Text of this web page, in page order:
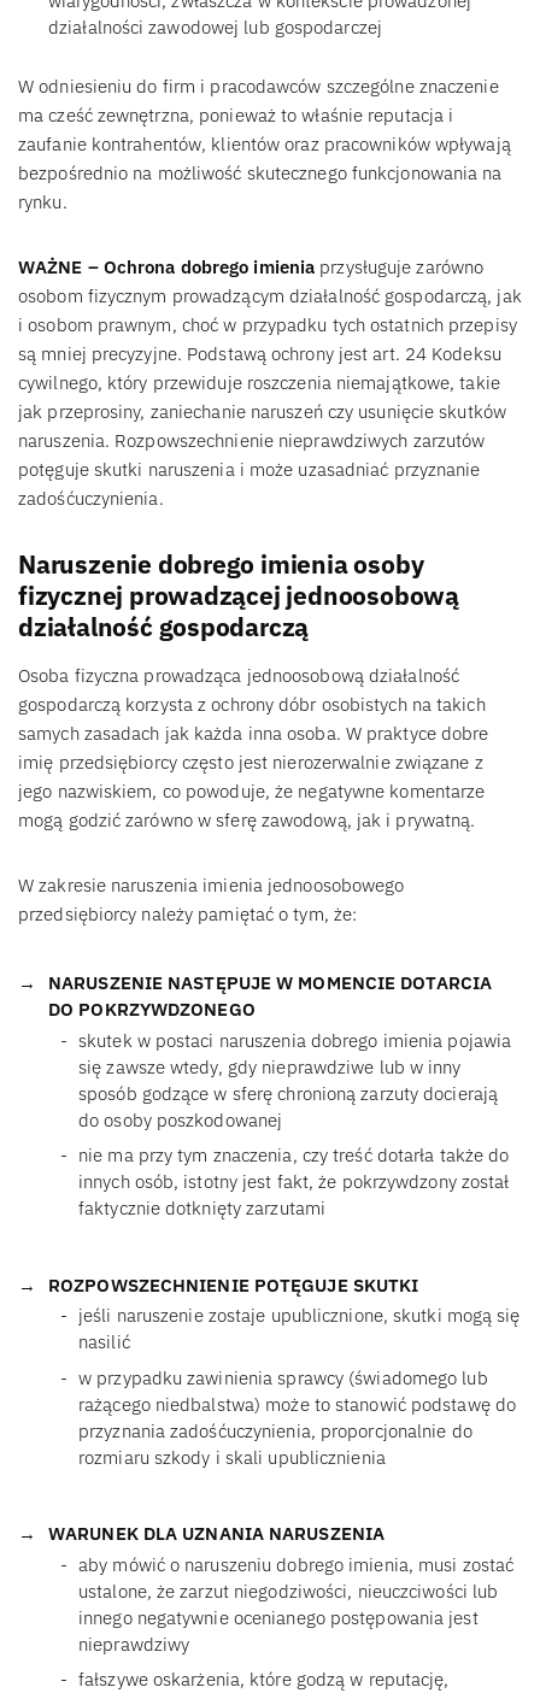
działalności zawodowej lub gospodarczej
W odniesieniu do firm i pracodawców szczególne znaczenie
ma cześć zewnętrzna, ponieważ to właśnie reputacja i
zaufanie kontrahentów, klientów oraz pracowników wpływają
bezpośrednio na możliwość skutecznego funkcjonowania na
rynku.
WAŻNE – Ochrona dobrego imienia przysługuje zarówno
osobom fizycznym prowadzącym działalność gospodarczą, jak
i osobom prawnym, choć w przypadku tych ostatnich przepisy
są mniej precyzyjne. Podstawą ochrony jest art. 24 Kodeksu
cywilnego, który przewiduje roszczenia niemajątkowe, takie
jak przeprosiny, zaniechanie naruszeń czy usunięcie skutków
naruszenia. Rozpowszechnienie nieprawdziwych zarzutów
potęguje skutki naruszenia i może uzasadniać przyznanie
zadośćuczynienia.
Naruszenie dobrego imienia osoby
fizycznej prowadzącej jednoosobową
działalność gospodarczą
Osoba fizyczna prowadząca jednoosobową działalność
gospodarczą korzysta z ochrony dóbr osobistych na takich
samych zasadach jak każda inna osoba. W praktyce dobre
imię przedsiębiorcy często jest nierozerwalnie związane z
jego nazwiskiem, co powoduje, że negatywne komentarze
mogą godzić zarówno w sferę zawodową, jak i prywatną.
W zakresie naruszenia imienia jednoosobowego
przedsiębiorcy należy pamiętać o tym, że:
NARUSZENIE NASTĘPUJE W MOMENCIE DOTARCIA
DO POKRZYWDZONEGO
skutek w postaci naruszenia dobrego imienia pojawia
się zawsze wtedy, gdy nieprawdziwe lub w inny
sposób godzące w sferę chronioną zarzuty docierają
do osoby poszkodowanej
nie ma przy tym znaczenia, czy treść dotarła także do
innych osób, istotny jest fakt, że pokrzywdzony został
faktycznie dotknięty zarzutami
ROZPOWSZECHNIENIE POTĘGUJE SKUTKI
jeśli naruszenie zostaje upublicznione, skutki mogą się
nasilić
w przypadku zawinienia sprawcy (świadomego lub
rażącego niedbalstwa) może to stanowić podstawę do
przyznania zadośćuczynienia, proporcjonalnie do
rozmiaru szkody i skali upublicznienia
WARUNEK DLA UZNANIA NARUSZENIA
aby mówić o naruszeniu dobrego imienia, musi zostać
ustalone, że zarzut niegodziwości, nieuczciwości lub
innego negatywnie ocenianego postępowania jest
nieprawdziwy
fałszywe oskarżenia, które godzą w reputację,